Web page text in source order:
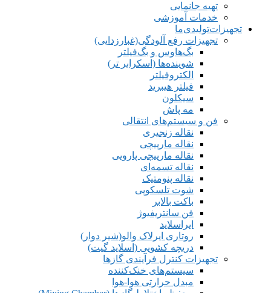
تهیه جانمایی
خدمات آموزشی
تجهیزات‌تولیدی‌ما
تجهیزات رفع آلودگی(غبارزدایی)
بگ‌هاوس و بگ‌فیلتر
شوینده‌ها (اسکرابر تر)
الکتروفیلتر
فیلتر هیبرید
سیکلون
مه پاش
فن و سیستم‌های انتقالی
نقاله زنجیری
نقاله مارپیچی
نقاله مارپیچی پارویی
نقاله تسمه‌ای
نقاله پنومتیک
شوت تلسکوپی
باکت بالابر
فن سانتریفیوژ
ایراسلاید
روتاری ایرلاک والو(شیر دوار)
دریچه کشویی (اسلاید گیت)
تجهیزات کنترل فرآیندی گازها
سیستم‌های خنک‌کننده
مبدل حرارتی هوا-هوا